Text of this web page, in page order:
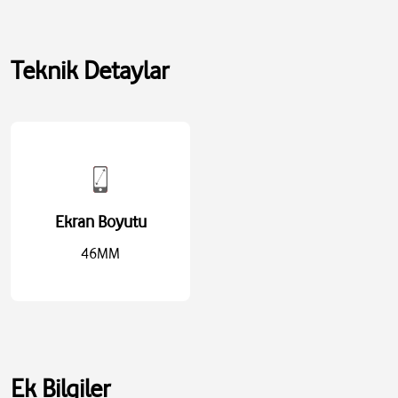
Teknik Detaylar
Ekran Boyutu
46MM
Ek Bilgiler
Hep Açık Retina ekran (OLED, LTPO3)